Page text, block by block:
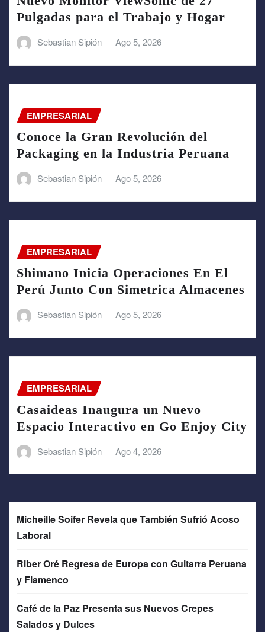
Pulgadas para el Trabajo y Hogar
Sebastian Sipión Ago 5, 2026
EMPRESARIAL
Conoce la Gran Revolución del
Packaging en la Industria Peruana
Sebastian Sipión Ago 5, 2026
EMPRESARIAL
Shimano Inicia Operaciones En El
Perú Junto Con Simetrica Almacenes
Sebastian Sipión Ago 5, 2026
EMPRESARIAL
Casaideas Inaugura un Nuevo
Espacio Interactivo en Go Enjoy City
Sebastian Sipión Ago 4, 2026
Micheille Soifer Revela que También Sufrió Acoso
Laboral
Riber Oré Regresa de Europa con Guitarra Peruana
y Flamenco
Café de la Paz Presenta sus Nuevos Crepes
Salados y Dulces